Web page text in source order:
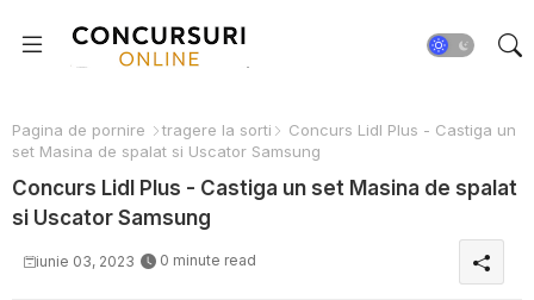
Pagina de pornire tragere la sorti
Concurs Lidl Plus - Castiga un
set Masina de spalat si Uscator Samsung
Concurs Lidl Plus - Castiga un set Masina de spalat
si Uscator Samsung
iunie 03, 2023 0 minute read